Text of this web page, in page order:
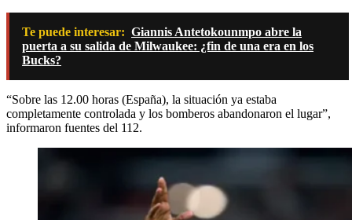
Te puede interesar: Giannis Antetokounmpo abre la
puerta a su salida de Milwaukee: ¿fin de una era en los
Bucks?
“Sobre las 12.00 horas (España), la situación ya estaba
completamente controlada y los bomberos abandonaron el lugar”,
informaron fuentes del 112.